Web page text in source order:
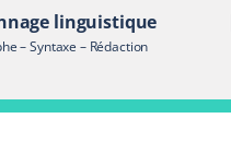
linguistique
– Syntaxe – Rédaction
terminologique